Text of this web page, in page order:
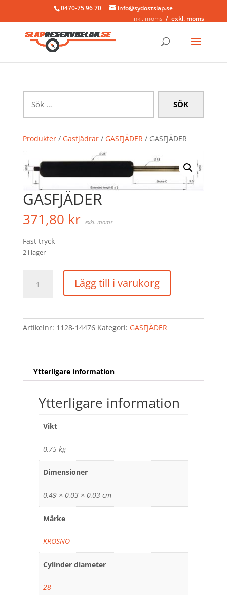
0470-75 96 70
info@sydostslap.se
inkl. moms
exkl. moms
efter:
Produkter/ Gasfjädrar/ GASFJÄDER/ GASFJÄDER
GASFJÄDER
371,80 kr exkl. moms
Fast tryck
2 i lager
mängd
Lägg till i varukorg
Artikelnr: 1128-14476 Kategori: GASFJÄDER
Ytterligare information
Ytterligare information
Vikt
0,75 kg
Dimensioner
0,49 × 0,03 × 0,03 cm
Märke
KROSNO
Cylinder diameter
28